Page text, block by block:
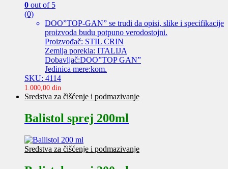
0 out of 5
(0)
DOO”TOP-GAN” se trudi da opisi, slike i specifikacije
proizvoda budu potpuno verodostojni.
Proizvođač: STIL CRIN
Zemlja porekla: ITALIJA
Dobavljač:DOO”TOP GAN”
Jedinica mere:kom.
SKU: 4114
1.000,00 din
Sredstva za čišćenje i podmazivanje
Balistol sprej 200ml
Sredstva za čišćenje i podmazivanje